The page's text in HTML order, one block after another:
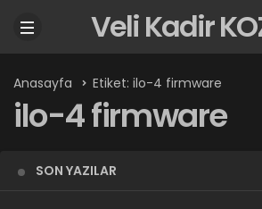
Veli Kadir
Anasayfa Etiket: ilo-4 firmware
ilo-4 firmware
SON YAZILAR